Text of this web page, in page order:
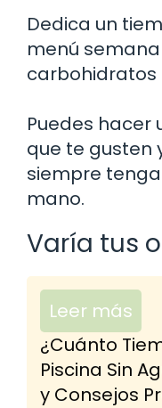
Dedica un
menú
carbohidratos
Puedes hacer
que te gusten
siempre
mano.
Varía tus
Leer más
¿Cuánto
Piscina Sin
y Consejos